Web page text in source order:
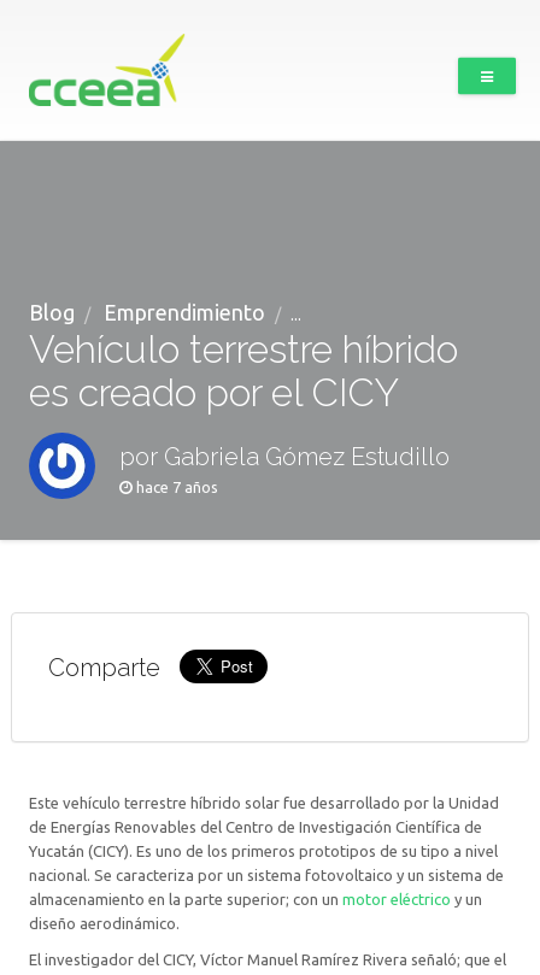
Blog Emprendimiento ...
Vehículo terrestre híbrido
es creado por el CICY
por Gabriela Gómez Estudillo
hace 7 años
Comparte
Este vehículo terrestre híbrido solar fue desarrollado por la Unidad
de Energías Renovables del Centro de Investigación Científica de
Yucatán (CICY). Es uno de los primeros prototipos de su tipo a nivel
nacional. Se caracteriza por un sistema fotovoltaico y un sistema de
almacenamiento en la parte superior; con un motor eléctrico y un
diseño aerodinámico.
El investigador del CICY, Víctor Manuel Ramírez Rivera señaló; que el